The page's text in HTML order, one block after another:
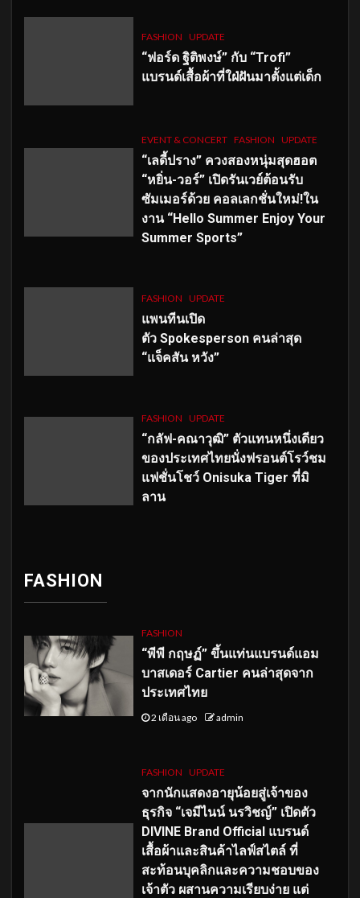
FASHION UPDATE
“ฟอร์ด ฐิติพงษ์” กับ “Trofi”
แบรนด์เสื้อผ้าที่ใฝ่ฝันมาตั้งแต่เด็ก
EVENT & CONCERT FASHION UPDATE
“เลดี้ปราง” ควงสองหนุ่มสุดฮอต
“หยิ่น-วอร์” เปิดรันเวย์ต้อนรับ
ซัมเมอร์ด้วย คอลเลกชั่นใหม่!ใน
งาน “Hello Summer Enjoy Your
Summer Sports”
FASHION UPDATE
แพนทีนเปิด
ตัว Spokesperson คนล่าสุด
“แจ็คสัน หวัง”
FASHION UPDATE
“กลัฟ-คณาวุฒิ” ตัวแทนหนึ่งเดียว
ของประเทศไทยนั่งฟรอนต์โรว์ชม
แฟชั่นโชว์ Onisuka Tiger ที่มิ
ลาน
FASHION
FASHION
“พีพี กฤษฏ์” ขึ้นแท่นแบรนด์แอม
บาสเดอร์ Cartier คนล่าสุดจาก
ประเทศไทย
2 เดือน ago admin
FASHION UPDATE
จากนักแสดงอายุน้อยสู่เจ้าของ
ธุรกิจ “เจมีไนน์ นรวิชญ์” เปิดตัว
DIVINE Brand Official แบรนด์
เสื้อผ้าและสินค้าไลฟ์สไตล์ ที่
สะท้อนบุคลิกและความชอบของ
เจ้าตัว ผสานความเรียบง่าย แต่